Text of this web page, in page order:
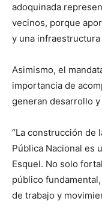
adoquinada
vecinos, porque
y una infraestructura
Asimismo, el
importancia de
generan desarrollo
“La construcción de
Pública Nacional es
Esquel. No solo
público
de trabajo y